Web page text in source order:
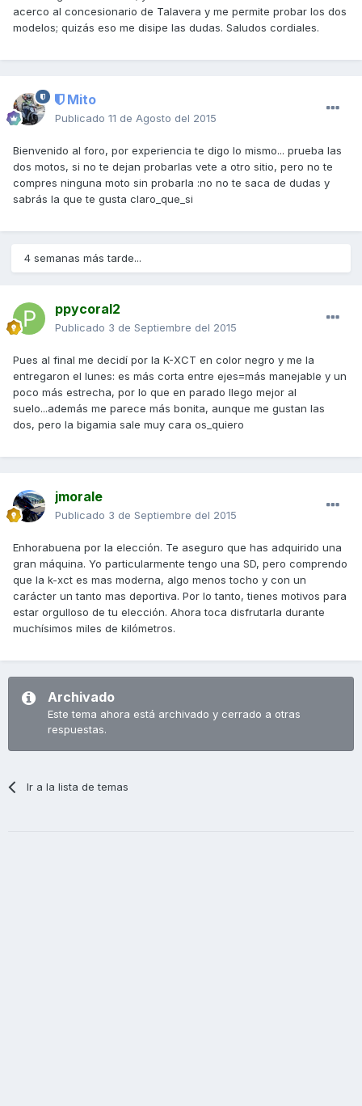
acerco al concesionario de Talavera y me permite probar los dos
modelos; quizás eso me disipe las dudas. Saludos cordiales.
Mito
Publicado 11 de Agosto del 2015
Bienvenido al foro, por experiencia te digo lo mismo... prueba las
dos motos, si no te dejan probarlas vete a otro sitio, pero no te
compres ninguna moto sin probarla :no no te saca de dudas y
sabrás la que te gusta claro_que_si
4 semanas más tarde...
ppycoral2
Publicado 3 de Septiembre del 2015
Pues al final me decidí por la K-XCT en color negro y me la
entregaron el lunes: es más corta entre ejes=más manejable y un
poco más estrecha, por lo que en parado llego mejor al
suelo...además me parece más bonita, aunque me gustan las
dos, pero la bigamia sale muy cara os_quiero
jmorale
Publicado 3 de Septiembre del 2015
Enhorabuena por la elección. Te aseguro que has adquirido una
gran máquina. Yo particularmente tengo una SD, pero comprendo
que la k-xct es mas moderna, algo menos tocho y con un
carácter un tanto mas deportiva. Por lo tanto, tienes motivos para
estar orgulloso de tu elección. Ahora toca disfrutarla durante
muchísimos miles de kilómetros.
Archivado
Este tema ahora está archivado y cerrado a otras
respuestas.
Ir a la lista de temas